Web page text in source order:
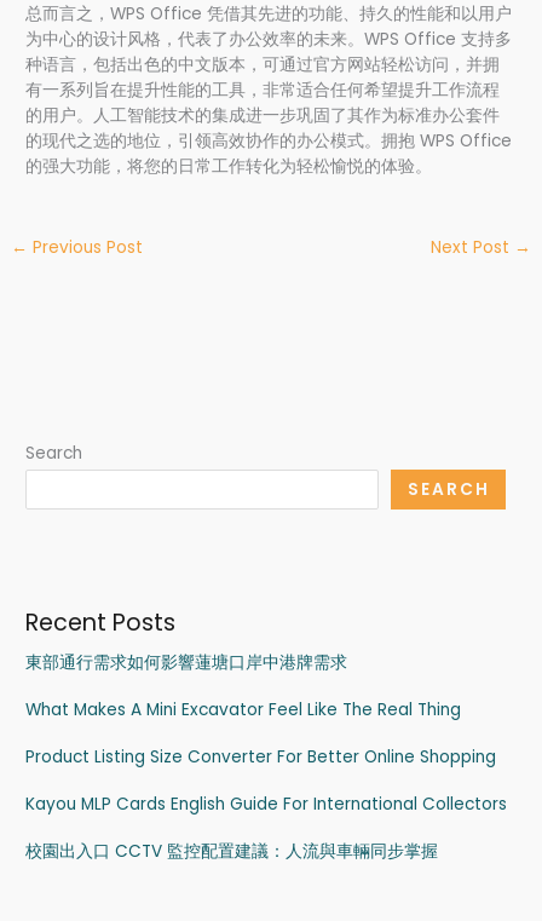
总而言之，WPS Office 凭借其先进的功能、持久的性能和以用户
为中心的设计风格，代表了办公效率的未来。WPS Office 支持多
种语言，包括出色的中文版本，可通过官方网站轻松访问，并拥
有一系列旨在提升性能的工具，非常适合任何希望提升工作流程
的用户。人工智能技术的集成进一步巩固了其作为标准办公套件
的现代之选的地位，引领高效协作的办公模式。拥抱 WPS Office
的强大功能，将您的日常工作转化为轻松愉悦的体验。
← Previous Post Next Post →
Search
SEARCH
Recent Posts
東部通行需求如何影響蓮塘口岸中港牌需求
What Makes A Mini Excavator Feel Like The Real Thing
Product Listing Size Converter For Better Online Shopping
Kayou MLP Cards English Guide For International Collectors
校園出入口 CCTV 監控配置建議：人流與車輛同步掌握